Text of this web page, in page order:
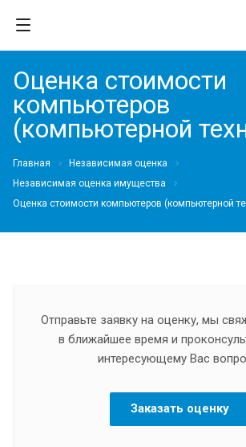
Оценка стоимости
компьютеров
(компьютерной
Главная
Независимая оценка
Независимая оценка имущества
Оценка стоимости компьютеров (компьютерной
Отправьте заявку на оценку, мы
в ближайшее время и
интересующему Вас
Заказать оценку